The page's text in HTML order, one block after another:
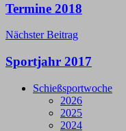
Termine 2018
Nächster Beitrag
Sportjahr 2017
Schießsportwoche
2026
2025
2024